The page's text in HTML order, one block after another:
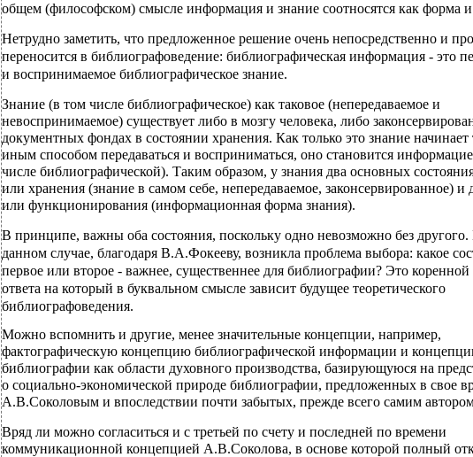
общем (философском) смысле информация и знание соотносятся как форма
Нетрудно заметить, что предложенное решение очень непосредственно и
переносится в библиографоведение: библиографическая информация - это
и воспринимаемое библиографическое знание.
Знание (в том числе библиографическое) как таковое (непередаваемое и
невоспринимаемое) существует либо в мозгу человека, либо
документных фондах в состоянии хранения. Как только это знание начинает
иным способом передаваться и восприниматься, оно становится
числе библиографической). Таким образом, у знания два основных
или хранения (знание в самом себе, непередаваемое, законсервированное) и
или функционирования (информационная форма знания).
В принципе, важны оба состояния, поскольку одно невозможно без
данном случае, благодаря В.А.Фокееву, возникла проблема выбора: какое
первое или второе - важнее, существеннее для библиографии? Это коренной
ответа на который в буквальном смысле зависит будущее теоретического
библиографоведения.
Можно вспомнить и другие, менее значительные концепции, например,
фактографическую концепцию библиографической информации и
библиографии как области духовного производства, базирующуюся на
о социально-экономической природе библиографии, предложенных в свое
А.В.Соколовым и впоследствии почти забытых, прежде всего самим
Вряд ли можно согласиться и с третьей по счету и последней по времени
коммуникационной концепцией А.В.Соколова, в основе которой полный